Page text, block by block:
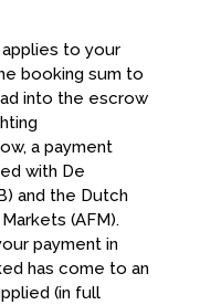
applies to your
booking sum to
into the escrow
a payment
with De
and the Dutch
(AFM).
payment in
has come to an
(in full